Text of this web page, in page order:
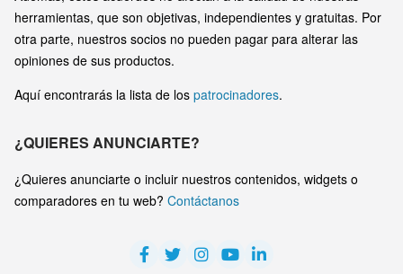
herramientas, que son objetivas, independientes y gratuitas. Por
otra parte, nuestros socios no pueden pagar para alterar las
opiniones de sus productos.
Aquí encontrarás la lista de los patrocinadores.
¿QUIERES ANUNCIARTE?
¿Quieres anunciarte o incluir nuestros contenidos, widgets o
comparadores en tu web? Contáctanos